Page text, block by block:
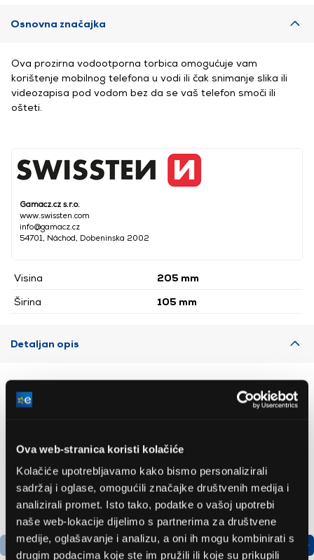
Ova web-stranica koristi kolačiće
Kolačiće upotrebljavamo kako bismo personalizirali
sadržaj i oglase, omogućili značajke društvenih medija i
analizirali promet. Isto tako, podatke o vašoj upotrebi
naše web-lokacije dijelimo s partnerima za društvene
medije, oglašavanje i analizu, a oni ih mogu kombinirati s
drugim podacima koje ste im pružili ili koje su prikupili
Osnovna značajka
Gamacz.cz s.r.o.
www.swissten.com
info@gamacz.cz
54701, Náchod, Dobeninska 2002
Visina
205 mm
Širina
105 mm
Ova prozirna vodootporna torbica omogućuje vam
korištenje mobilnog telefona u vodi ili čak snimanje slika ili
videozapisa pod vodom bez da se vaš telefon smoči ili
ošteti.
Detaljan opis